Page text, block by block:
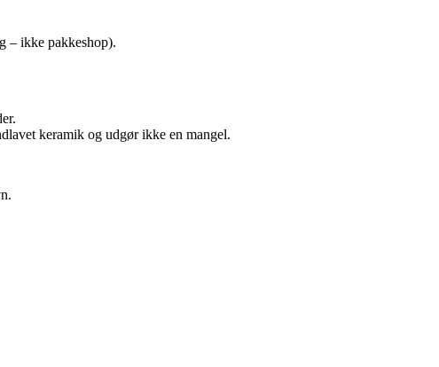
– ikke pakkeshop).
keramik og udgør ikke en mangel.